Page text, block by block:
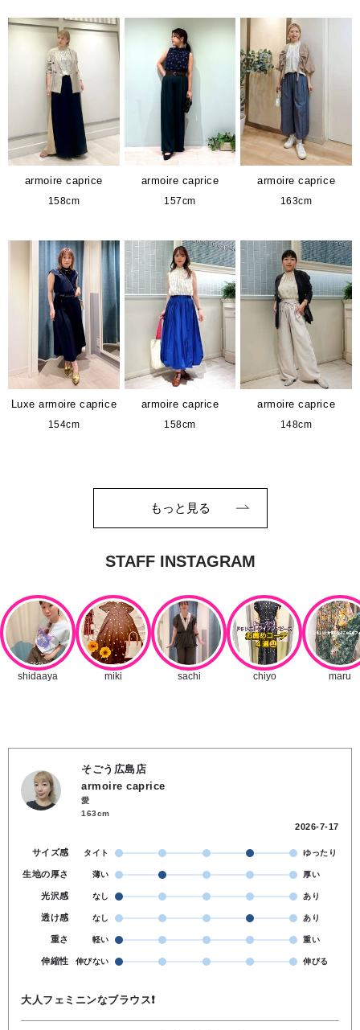
armoire caprice
158cm
armoire caprice
157cm
armoire caprice
163cm
Luxe armoire caprice
154cm
armoire caprice
158cm
armoire caprice
148cm
もっと見る
そごう広島店
armoire caprice
愛
163cm
2026-7-17
サイズ感 タイト ゆったり
生地の厚さ 薄い 厚い
光沢感 なし あり
透け感 なし あり
重さ 軽い 重い
伸縮性 伸びない 伸びる
大人フェミニンなブラウス❗